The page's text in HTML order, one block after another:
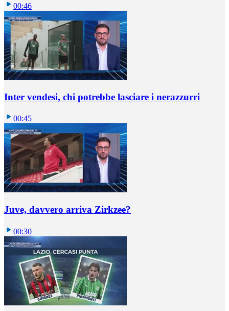
00:46
Inter vendesi, chi potrebbe lasciare i nerazzurri
00:45
Juve, davvero arriva Zirkzee?
00:30